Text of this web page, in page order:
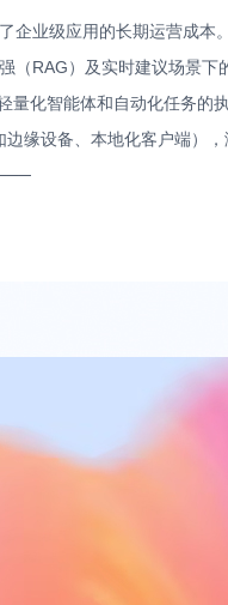
企业级应用的长期运营成本。
RAG）及实时建议场景下
化智能体和自动化任务的执
缘设备、本地化客户端），